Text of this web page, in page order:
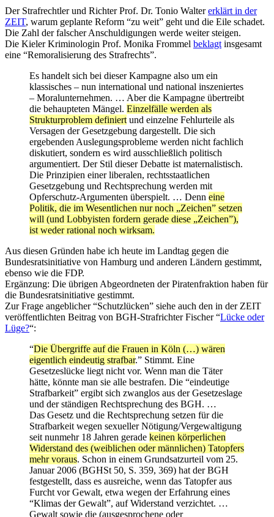
Der Strafrechtler und Richter Prof. Dr. Tonio Waltererklärt in der
ZEIT, warum geplante Reform “zu weit” geht und die Eile schadet.
Die Zahl der falscher Anschuldigungen werde weiter steigen.
Die Kieler Kriminologin Prof. Monika Frommel beklagt insgesamt
eine “Remoralisierung des Strafrechts”.
Es handelt sich bei dieser Kampagne also um ein
klassisches – nun international und national inszeniertes
– Moralunternehmen. … Aber die Kampagne übertreibt
die behaupteten Mängel. Einzelfälle werden als
Strukturproblem definiert und einzelne Fehlurteile als
Versagen der Gesetzgebung dargestellt. Die sich
ergebenden Auslegungsprobleme werden nicht fachlich
diskutiert, sondern es wird ausschließlich politisch
argumentiert. Der Stil dieser Debatte ist maternalistisch.
Die Prinzipien einer liberalen, rechtsstaatlichen
Gesetzgebung und Rechtsprechung werden mit
Opferschutz-Argumenten überspielt. … Denn eine
Politik, die im Wesentlichen nur noch „Zeichen” setzen
will (und Lobbyisten fordern gerade diese „Zeichen”),
ist weder rational noch wirksam.
Aus diesen Gründen habe ich heute im Landtag gegen die
Bundesratsinitiative von Hamburg und anderen Ländern gestimmt,
ebenso wie die FDP.
Ergänzung: Die übrigen Abgeordneten der Piratenfraktion haben für
die Bundesratsinitiative gestimmt.
Zur Frage angeblicher “Schutzlücken” siehe auch den in der ZEIT
veröffentlichten Beitrag von BGH-Strafrichter Fischer “Lücke oder
Lüge?“:
“Die Übergriffe auf die Frauen in Köln (…) wären
eigentlich eindeutig strafbar.” Stimmt. Eine
Gesetzeslücke liegt nicht vor. Wenn man die Täter
hätte, könnte man sie alle bestrafen. Die “eindeutige
Strafbarkeit” ergibt sich zwanglos aus der Gesetzeslage
und der ständigen Rechtsprechung des BGH. …
Das Gesetz und die Rechtsprechung setzen für die
Strafbarkeit wegen sexueller Nötigung/Vergewaltigung
seit nunmehr 18 Jahren gerade keinen körperlichen
Widerstand des (weiblichen oder männlichen) Tatopfers
mehr voraus. Schon in einem Grundsatzurteil vom 25.
Januar 2006 (BGHSt 50, S. 359, 369) hat der BGH
festgestellt, dass es ausreiche, wenn das Tatopfer aus
Furcht vor Gewalt, etwa wegen der Erfahrung eines
“Klimas der Gewalt”, auf Widerstand verzichtet. …
Gewalt sowie die (ausgesprochene oder